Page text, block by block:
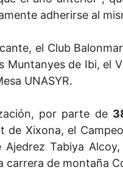
adherirse al
el Club
Muntanyes de Ibi, el
UNASYR.
por parte de
de Xixona, el
Tabiya
carrera de montaña